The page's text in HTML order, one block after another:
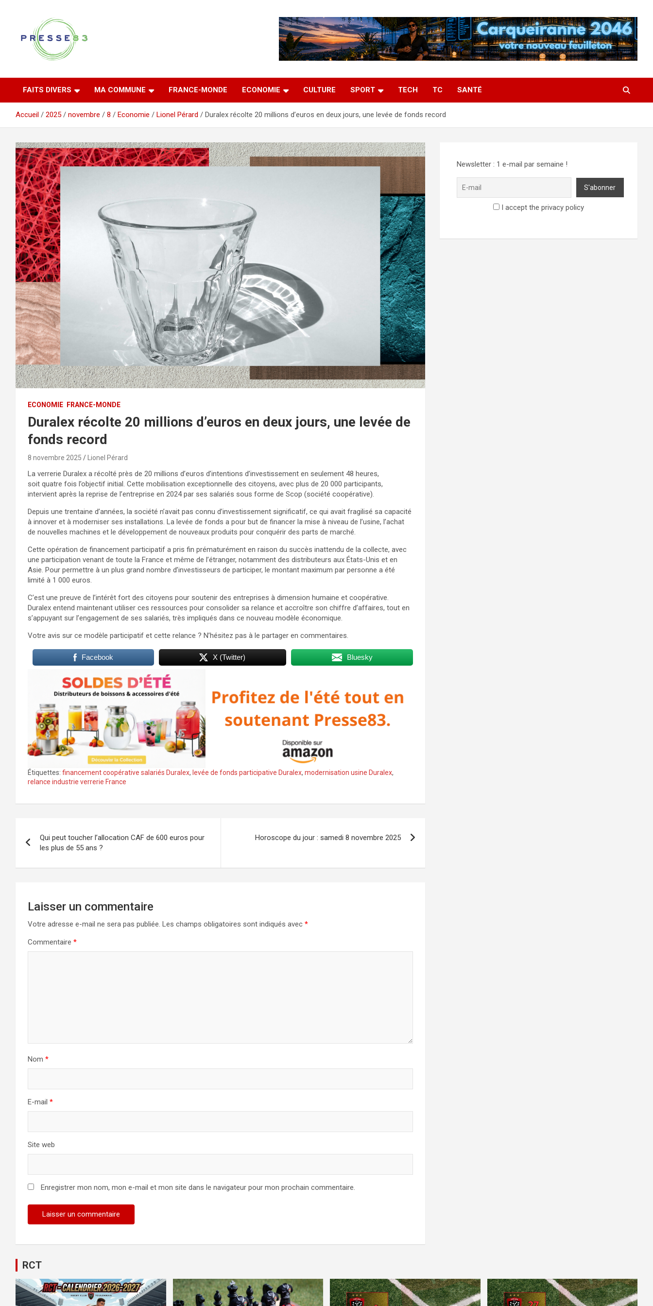
Presse 83
FAITS DIVERS MA COMMUNE FRANCE-MONDE ECONOMIE CULTURE SPORT TECH TC SANTÉ
Accueil 2025 novembre 8 Economie Lionel Pérard Duralex récolte 20 millions d’euros en deux jours, une levée de fonds record
ECONOMIE FRANCE-MONDE
Duralex récolte 20 millions d’euros en deux jours, une levée de
fonds record
8 novembre 2025 Lionel Pérard
La verrerie Duralex a récolté près de 20 millions d’euros d’intentions d’investissement en seulement 48 heures,
soit quatre fois l’objectif initial. Cette mobilisation exceptionnelle des citoyens, avec plus de 20 000 participants,
intervient après la reprise de l’entreprise en 2024 par ses salariés sous forme de Scop (société coopérative).
Depuis une trentaine d’années, la société n’avait pas connu d’investissement significatif, ce qui avait fragilisé sa capacité
à innover et à moderniser ses installations. La levée de fonds a pour but de financer la mise à niveau de l’usine, l’achat
de nouvelles machines et le développement de nouveaux produits pour conquérir des parts de marché.
Cette opération de financement participatif a pris fin prématurément en raison du succès inattendu de la collecte, avec
une participation venant de toute la France et même de l’étranger, notamment des distributeurs aux États-Unis et en
Asie. Pour permettre à un plus grand nombre d’investisseurs de participer, le montant maximum par personne a été
limité à 1 000 euros.
C’est une preuve de l’intérêt fort des citoyens pour soutenir des entreprises à dimension humaine et coopérative.
Duralex entend maintenant utiliser ces ressources pour consolider sa relance et accroître son chiffre d’affaires, tout en
s’appuyant sur l’engagement de ses salariés, très impliqués dans ce nouveau modèle économique.
Votre avis sur ce modèle participatif et cette relance ? N’hésitez pas à le partager en commentaires.
Facebook X (Twitter) Bluesky
Étiquettes: financement coopérative salariés Duralex, levée de fonds participative Duralex, modernisation usine Duralex,
relance industrie verrerie France
de
l’article
Qui peut toucher l’allocation CAF de 600 euros pour
les plus de 55 ans ?
Horoscope du jour : samedi 8 novembre 2025
Laisser un commentaire
Votre adresse e-mail ne sera pas publiée. Les champs obligatoires sont indiqués avec *
Commentaire *
Nom *
E-mail *
Site web
Enregistrer mon nom, mon e-mail et mon site dans le navigateur pour mon prochain commentaire.
Newsletter : 1 e-mail par semaine !
I accept the privacy policy
RCT